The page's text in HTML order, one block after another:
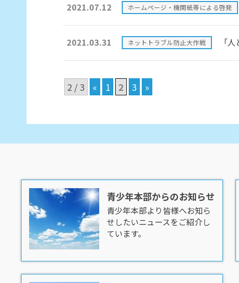
2021.07.12 ホームページ・機関紙等による啓発
2021.03.31 ネットトラブル防止大作戦 「
2 / 3 « 1 2 3 »
青少年本部からのお知らせ
青少年本部より皆様へお知ら
せしたいニュースをご紹介し
ています。